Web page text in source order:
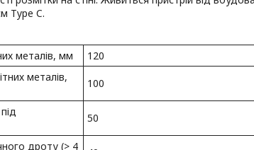
Type C.
металів, мм
120
металів,
100
50
дроту (> 4